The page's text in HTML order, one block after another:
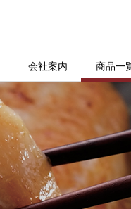
会社案内 商品一